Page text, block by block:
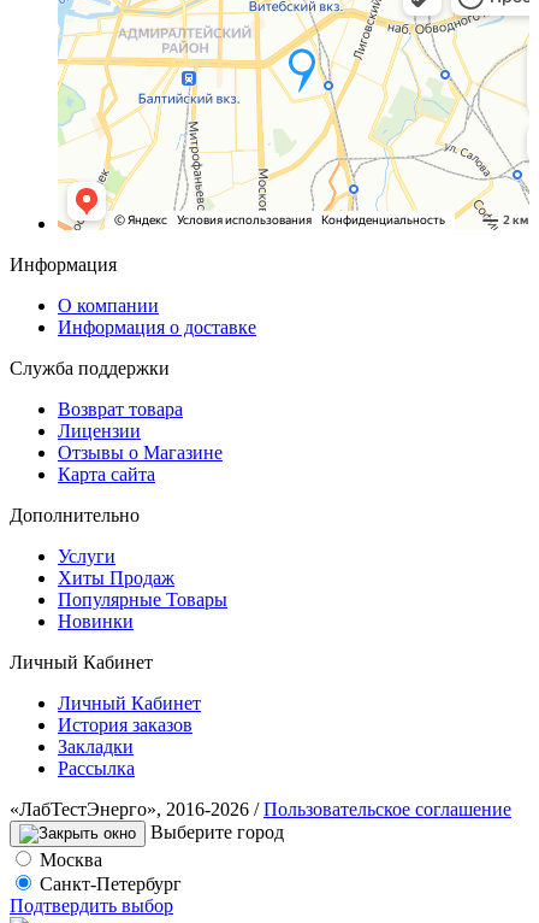
Информация
О компании
Информация о доставке
Служба поддержки
Возврат товара
Лицензии
Отзывы о Магазине
Карта сайта
Дополнительно
Услуги
Хиты Продаж
Популярные Товары
Новинки
Личный Кабинет
Личный Кабинет
История заказов
Закладки
Рассылка
«ЛабТестЭнерго», 2016-2026 /Пользовательское соглашение
Выберите город
Москва
Санкт-Петербург
Подтвердить выбор